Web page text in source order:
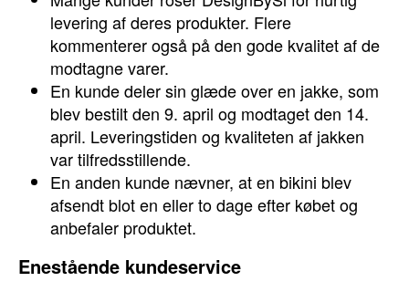
levering af deres produkter. Flere
kommenterer også på den gode kvalitet af de
modtagne varer.
En kunde deler sin glæde over en jakke, som
blev bestilt den 9. april og modtaget den 14.
april. Leveringstiden og kvaliteten af jakken
var tilfredsstillende.
En anden kunde nævner, at en bikini blev
afsendt blot en eller to dage efter købet og
anbefaler produktet.
Enestående kundeservice